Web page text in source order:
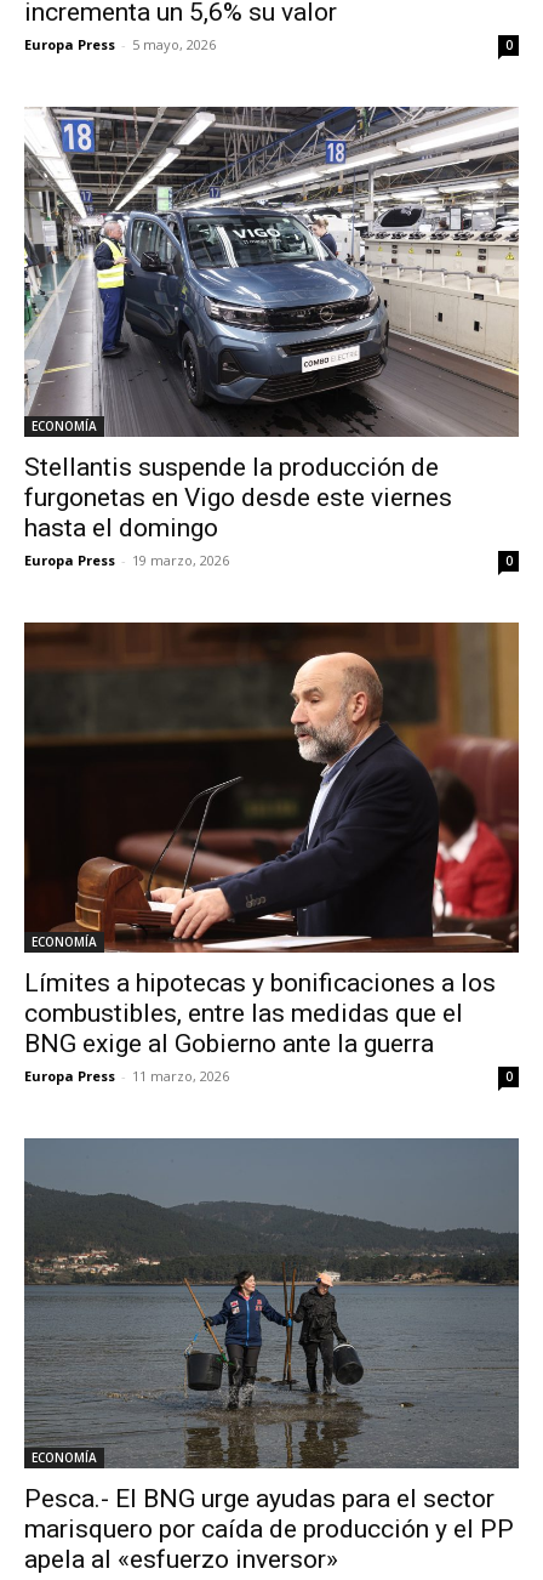
incrementa un 5,6% su valor
Europa Press - 5 mayo, 2026 0
ECONOMÍA
Stellantis suspende la producción de
furgonetas en Vigo desde este viernes
hasta el domingo
Europa Press - 19 marzo, 2026 0
ECONOMÍA
Límites a hipotecas y bonificaciones a los
combustibles, entre las medidas que el
BNG exige al Gobierno ante la guerra
Europa Press - 11 marzo, 2026 0
ECONOMÍA
Pesca.- El BNG urge ayudas para el sector
marisquero por caída de producción y el PP
apela al «esfuerzo inversor»